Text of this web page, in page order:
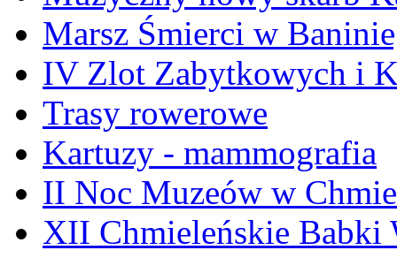
Marsz Śmierci w
IV Zlot Zabytkowych i
Trasy rowerowe
Kartuzy - mammografia
II Noc Muzeów w
XII Chmieleńskie Babki